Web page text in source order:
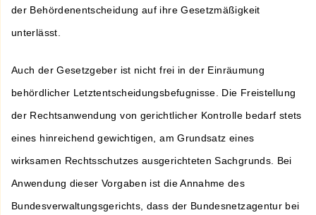
der Behördenentscheidung auf ihre Gesetzmäßigkeit
unterlässt.
Auch der Gesetzgeber ist nicht frei in der Einräumung
behördlicher Letztentscheidungsbefugnisse. Die Freistellung
der Rechtsanwendung von gerichtlicher Kontrolle bedarf stets
eines hinreichend gewichtigen, am Grundsatz eines
wirksamen Rechtsschutzes ausgerichteten Sachgrunds. Bei
Anwendung dieser Vorgaben ist die Annahme des
Bundesverwaltungsgerichts, dass der Bundesnetzagentur bei